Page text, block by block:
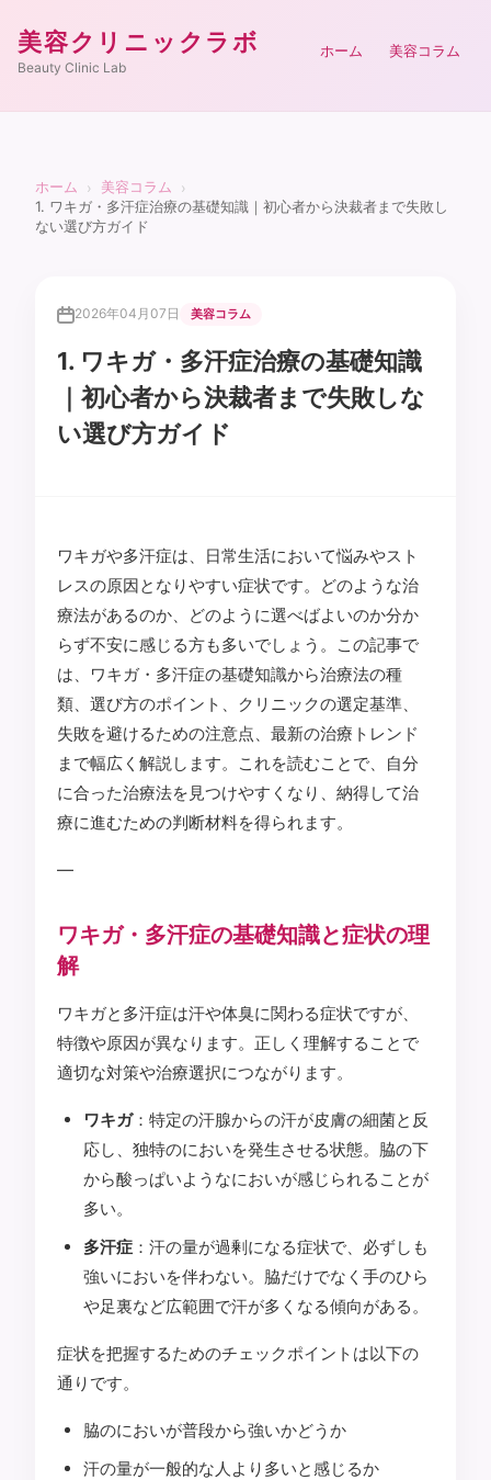
美容クリニックラボ
Beauty Clinic Lab
ホーム 美容コラム
ホーム › 美容コラム
›
1. ワキガ・多汗症治療の基礎知識｜初心者から決裁者まで失敗し
ない選び方ガイド
2026年04月07日 美容コラム
1. ワキガ・多汗症治療の基礎知識
｜初心者から決裁者まで失敗しな
い選び方ガイド
ワキガや多汗症は、日常生活において悩みやスト
レスの原因となりやすい症状です。どのような治
療法があるのか、どのように選べばよいのか分か
らず不安に感じる方も多いでしょう。この記事で
は、ワキガ・多汗症の基礎知識から治療法の種
類、選び方のポイント、クリニックの選定基準、
失敗を避けるための注意点、最新の治療トレンド
まで幅広く解説します。これを読むことで、自分
に合った治療法を見つけやすくなり、納得して治
療に進むための判断材料を得られます。
—
ワキガ・多汗症の基礎知識と症状の理
解
ワキガと多汗症は汗や体臭に関わる症状ですが、
特徴や原因が異なります。正しく理解することで
適切な対策や治療選択につながります。
ワキガ：特定の汗腺からの汗が皮膚の細菌と反
応し、独特のにおいを発生させる状態。脇の下
から酸っぱいようなにおいが感じられることが
多い。
多汗症 ：汗の量が過剰になる症状で、必ずしも
強いにおいを伴わない。脇だけでなく手のひら
や足裏など広範囲で汗が多くなる傾向がある。
症状を把握するためのチェックポイントは以下の
通りです。
脇のにおいが普段から強いかどうか
汗の量が一般的な人より多いと感じるか